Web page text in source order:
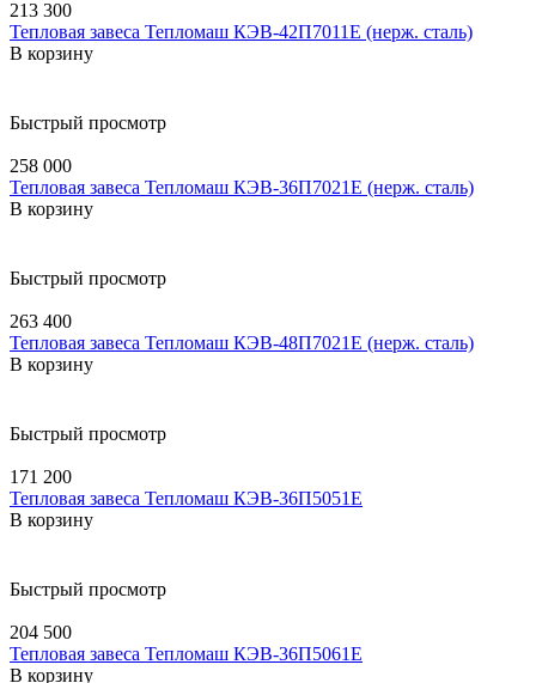
213 300
Тепловая завеса Тепломаш КЭВ-42П7011E (нерж. сталь)
В корзину
Быстрый просмотр
258 000
Тепловая завеса Тепломаш КЭВ-36П7021E (нерж. сталь)
В корзину
Быстрый просмотр
263 400
Тепловая завеса Тепломаш КЭВ-48П7021E (нерж. сталь)
В корзину
Быстрый просмотр
171 200
Тепловая завеса Тепломаш КЭВ-36П5051E
В корзину
Быстрый просмотр
204 500
Тепловая завеса Тепломаш КЭВ-36П5061E
В корзину